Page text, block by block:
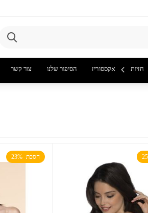
חזיות אקססוריז הסיפור שלנו צור קשר
חסכת  23%